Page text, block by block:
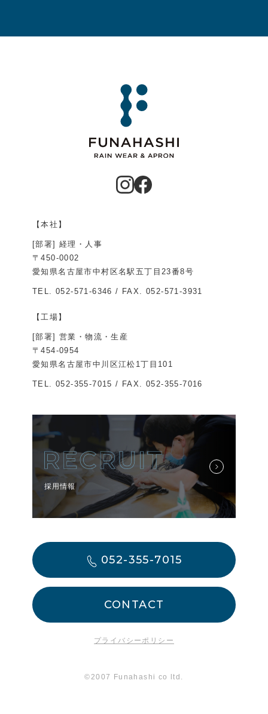
【本社】
[部署] 経理・人事
〒450-0002
愛知県名古屋市中村区名駅五丁目23番8号
TEL. 052-571-6346 / FAX. 052-571-3931
【工場】
[部署] 営業・物流・生産
〒454-0954
愛知県名古屋市中川区江松1丁目101
TEL. 052-355-7015 / FAX. 052-355-7016
採用情報
052-355-7015
CONTACT
プライバシーポリシー
©2007 Funahashi co ltd.